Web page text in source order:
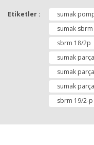
Etiketler : sumak
sumak
sbrm 18/2p
sumak
sumak
sumak
sbrm 19/2-p